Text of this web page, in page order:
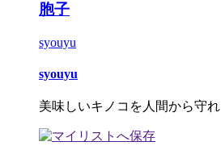
胞子
syouyu
syouyu
美味しいキノコを人間から守れ